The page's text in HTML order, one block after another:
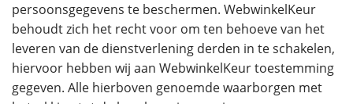
persoonsgegevens te beschermen. WebwinkelKeur
behoudt zich het recht voor om ten behoeve van het
leveren van de dienstverlening derden in te schakelen,
hiervoor hebben wij aan WebwinkelKeur toestemming
gegeven. Alle hierboven genoemde waarborgen met